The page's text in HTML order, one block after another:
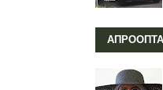
ΑΠΡΟΟΠΤΑ